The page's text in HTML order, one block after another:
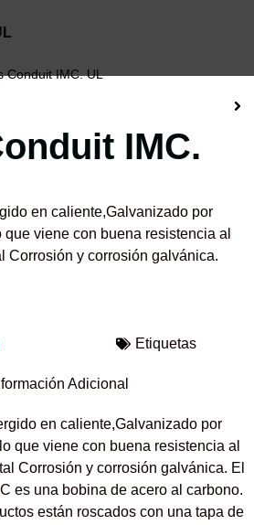
Conduit IMC. UL
IMC.
en caliente,Galvanizado por
viene con buena resistencia al
Corrosión y corrosión galvánica.
Etiquetas
Adicional
en caliente,Galvanizado por
que viene con buena resistencia al
Corrosión y corrosión galvánica. El
es una bobina de acero al carbono.
están roscados con una tapa de